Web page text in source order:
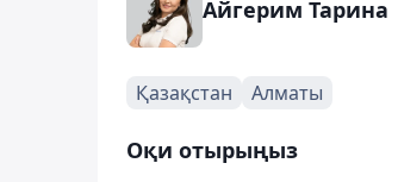
Айгерим Тарина
Қазақстан Алматы
Оқи отырыңыз